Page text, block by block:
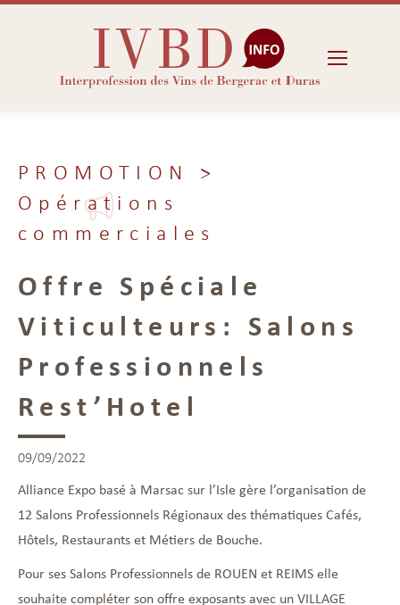
PROMOTION
>
Opérations
commerciales
Offre Spéciale
Viticulteurs: Salons
Professionnels
Rest’Hotel
09/09/2022
Alliance Expo basé à Marsac sur l’Isle gère l’organisation de
12 Salons Professionnels Régionaux des thématiques Cafés,
Hôtels, Restaurants et Métiers de Bouche.
Pour ses Salons Professionnels de ROUEN et REIMS elle
souhaite compléter son offre exposants avec un VILLAGE